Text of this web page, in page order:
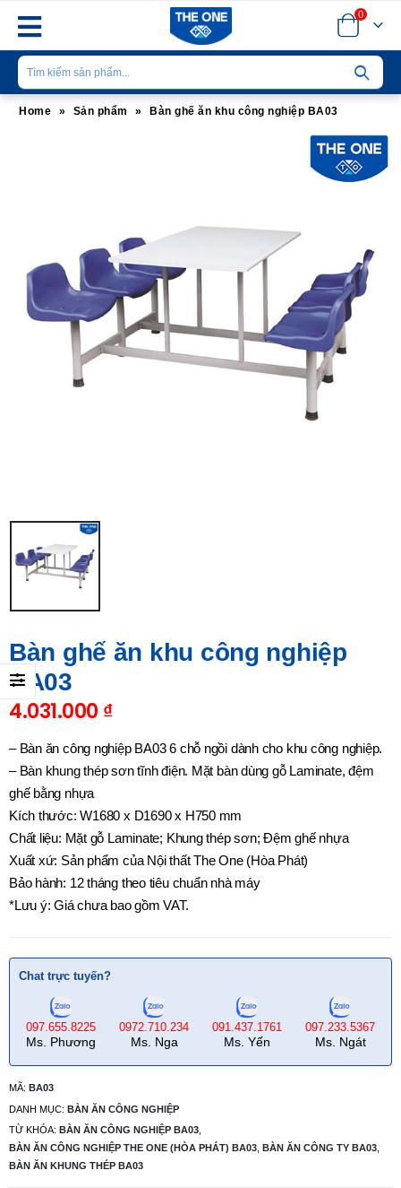
0
Home » Sản phẩm » Bàn ghế ăn khu công nghiệp BA03
Bàn ghế ăn khu công nghiệp
BA03
4.031.000 ₫
– Bàn ăn công nghiệp BA03 6 chỗ ngồi dành cho khu công nghiệp.
– Bàn khung thép sơn tĩnh điện. Mặt bàn dùng gỗ Laminate, đệm
ghế bằng nhựa
Kích thước: W1680 x D1690 x H750 mm
Chất liệu: Mặt gỗ Laminate; Khung thép sơn; Đệm ghế nhựa
Xuất xứ: Sản phẩm của Nội thất The One (Hòa Phát)
Bảo hành: 12 tháng theo tiêu chuẩn nhà máy
*Lưu ý: Giá chưa bao gồm VAT.
Chat trực tuyến?
097.655.8225
Ms. Phương
0972.710.234
Ms. Nga
091.437.1761
Ms. Yến
097.233.5367
Ms. Ngát
MÃ: BA03
DANH MỤC: BÀN ĂN CÔNG NGHIỆP
TỪ KHÓA: BÀN ĂN CÔNG NGHIỆP BA03
BÀN ĂN CÔNG NGHIỆP THE ONE (HÒA PHÁT) BA03
BÀN ĂN CÔNG TY BA03
BÀN ĂN KHUNG THÉP BA03